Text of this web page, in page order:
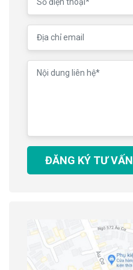
ĐĂNG KÝ TƯ VẤN